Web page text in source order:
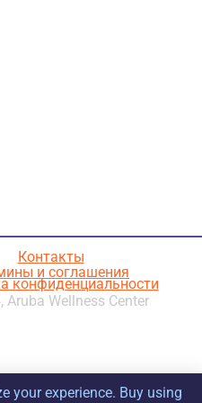
Контакты
и соглашения
конфиденциальности
Aruba Wellness Center
your experience. Buy using